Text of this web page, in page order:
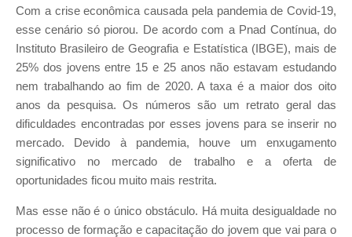
Com a crise econômica causada pela pandemia de Covid-19,
esse cenário só piorou. De acordo com a Pnad Contínua, do
Instituto Brasileiro de Geografia e Estatística (IBGE), mais de
25% dos jovens entre 15 e 25 anos não estavam estudando
nem trabalhando ao fim de 2020. A taxa é a maior dos oito
anos da pesquisa. Os números são um retrato geral das
dificuldades encontradas por esses jovens para se inserir no
mercado. Devido à pandemia, houve um enxugamento
significativo no mercado de trabalho e a oferta de
oportunidades ficou muito mais restrita.
Mas esse não é o único obstáculo. Há muita desigualdade no
processo de formação e capacitação do jovem que vai para o